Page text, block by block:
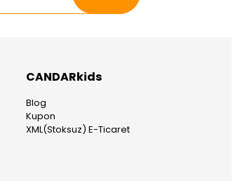
CANDARkids
Blog
Kupon
XML(Stoksuz) E-Ticaret